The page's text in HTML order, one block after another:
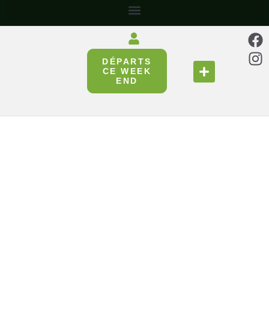
DÉPARTS
CE WEEK
END